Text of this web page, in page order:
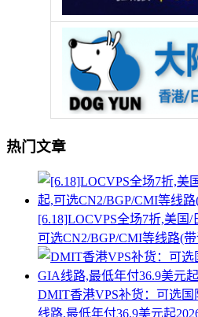
热门文章
[6.18]LOCVPS全场7折,美国
可选CN2/BGP/CMI等线路(
DMIT香港VPS补货：可选
线路,最低年付36.9美元起